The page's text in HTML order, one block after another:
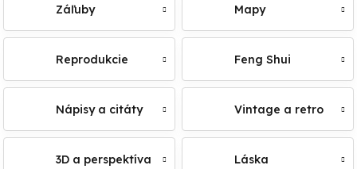
Záľuby Mapy
Reprodukcie Feng Shui
Nápisy a citáty Vintage a retro
3D a perspektíva Láska